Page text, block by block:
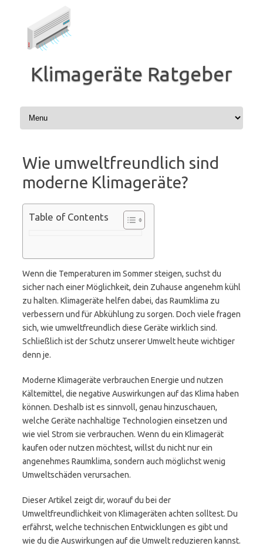
Klimageräte Ratgeber
Wie umweltfreundlich sind
moderne Klimageräte?
Table of Contents
Wenn die Temperaturen im Sommer steigen, suchst du
sicher nach einer Möglichkeit, dein Zuhause angenehm kühl
zu halten. Klimageräte helfen dabei, das Raumklima zu
verbessern und für Abkühlung zu sorgen. Doch viele fragen
sich, wie umweltfreundlich diese Geräte wirklich sind.
Schließlich ist der Schutz unserer Umwelt heute wichtiger
denn je.
Moderne Klimageräte verbrauchen Energie und nutzen
Kältemittel, die negative Auswirkungen auf das Klima haben
können. Deshalb ist es sinnvoll, genau hinzuschauen,
welche Geräte nachhaltige Technologien einsetzen und
wie viel Strom sie verbrauchen. Wenn du ein Klimagerät
kaufen oder nutzen möchtest, willst du nicht nur ein
angenehmes Raumklima, sondern auch möglichst wenig
Umweltschäden verursachen.
Dieser Artikel zeigt dir, worauf du bei der
Umweltfreundlichkeit von Klimageräten achten solltest. Du
erfährst, welche technischen Entwicklungen es gibt und
wie du die Auswirkungen auf die Umwelt reduzieren kannst.